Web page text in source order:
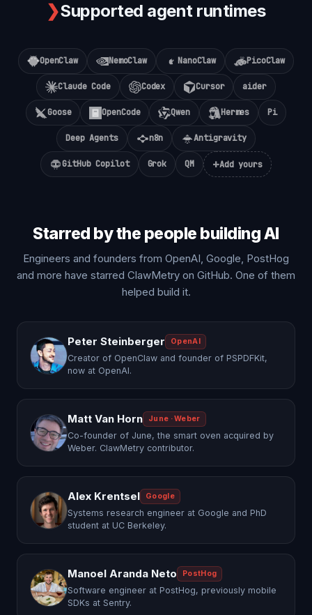
❯Supported agent runtimes
OpenClaw NemoClaw NanoClaw PicoClaw
Claude Code Codex Cursor aider
Goose OpenCode Qwen Hermes Pi
Deep Agents n8n Antigravity
GitHub Copilot Grok QM +Add yours
Starred by the people building AI
Engineers and founders from OpenAI, Google, PostHog
and more have starred ClawMetry on GitHub. One of them
helped build it.
Peter Steinberger OpenAI
Creator of OpenClaw and founder of PSPDFKit,
now at OpenAI.
Matt Van Horn June · Weber
Co-founder of June, the smart oven acquired by
Weber. ClawMetry contributor.
Alex Krentsel Google
Systems research engineer at Google and PhD
student at UC Berkeley.
Manoel Aranda Neto PostHog
Software engineer at PostHog, previously mobile
SDKs at Sentry.